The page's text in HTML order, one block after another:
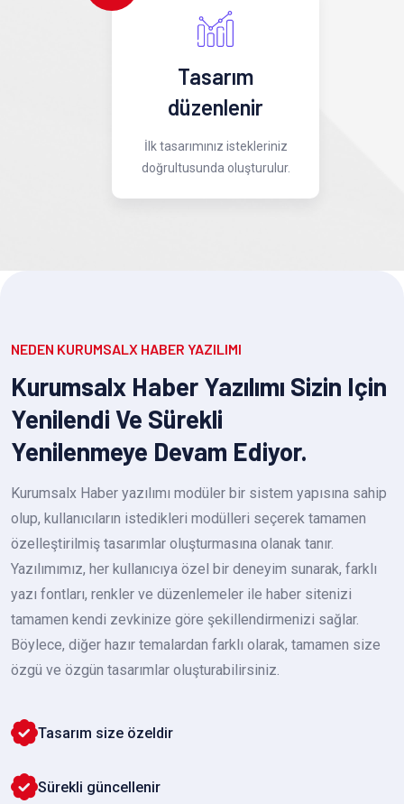
Tasarım
düzenlenir
İlk tasarımınız istekleriniz
doğrultusunda oluşturulur.
NEDEN KURUMSALX HABER YAZILIMI
Kurumsalx Haber Yazılımı Sizin Için
Yenilendi Ve Sürekli
Yenilenmeye Devam Ediyor.
Kurumsalx Haber yazılımı modüler bir sistem yapısına sahip
olup, kullanıcıların istedikleri modülleri seçerek tamamen
özelleştirilmiş tasarımlar oluşturmasına olanak tanır.
Yazılımımız, her kullanıcıya özel bir deneyim sunarak, farklı
yazı fontları, renkler ve düzenlemeler ile haber sitenizi
tamamen kendi zevkinize göre şekillendirmenizi sağlar.
Böylece, diğer hazır temalardan farklı olarak, tamamen size
özgü ve özgün tasarımlar oluşturabilirsiniz.
Tasarım size özeldir
Sürekli güncellenir